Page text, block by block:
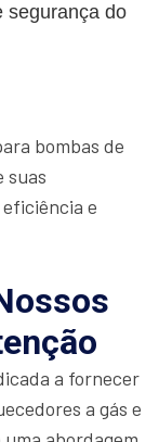
segurança do
bombas de
suas
e
a fornecer
a gás e